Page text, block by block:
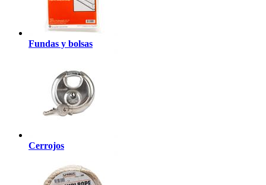
Fundas y bolsas
Cerrojos